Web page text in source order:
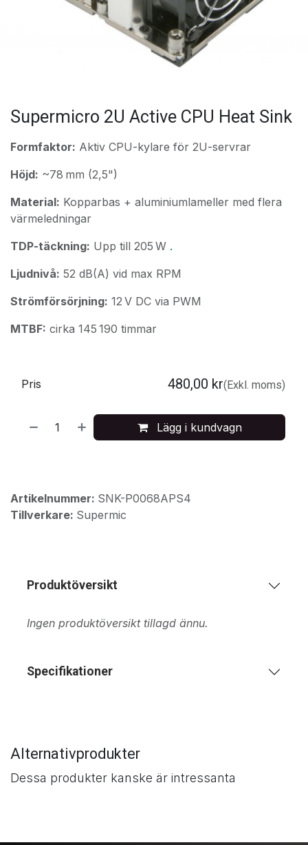
Supermicro 2U Active CPU Heat Sink
Formfaktor: Aktiv CPU-kylare för 2U-servrar
Höjd: ~78 mm (2,5")
Material: Kopparbas + aluminiumlameller med flera
värmeledningar
TDP-täckning: Upp till 205 W .
Ljudnivå: 52 dB(A) vid max RPM
Strömförsörjning: 12 V DC via PWM
MTBF: cirka 145 190 timmar
Lägg i kundvagn
Pris 480,00 kr(Exkl. moms)
Artikelnummer: SNK-P0068APS4
Tillverkare: Supermic
Produktöversikt
Ingen produktöversikt tillagd ännu.
Specifikationer
Alternativprodukter
Dessa produkter kanske är intressanta